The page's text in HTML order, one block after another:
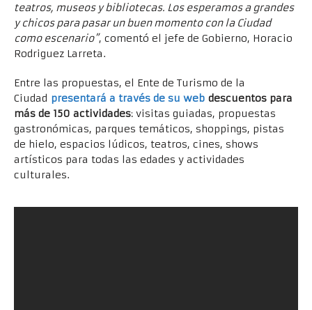
teatros, museos y bibliotecas. Los esperamos a grandes
y chicos para pasar un buen momento con la Ciudad
como escenario”, comentó el jefe de Gobierno, Horacio
Rodriguez Larreta.
Entre las propuestas, el Ente de Turismo de la
Ciudad presentará a través de su web descuentos para
más de 150 actividades: visitas guiadas, propuestas
gastronómicas, parques temáticos, shoppings, pistas
de hielo, espacios lúdicos, teatros, cines, shows
artísticos para todas las edades y actividades
culturales.